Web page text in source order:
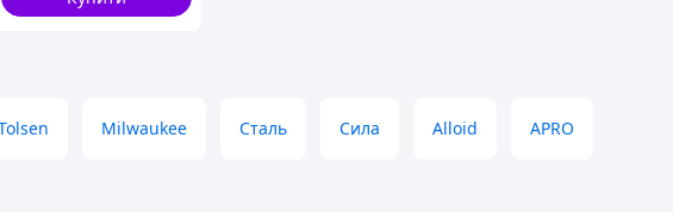
Milwaukee Сталь Сила Alloid APRO